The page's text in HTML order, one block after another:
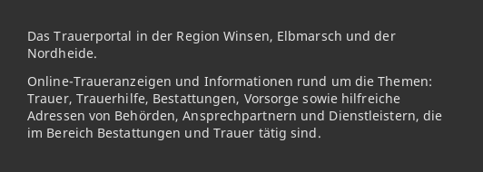
Das Trauerportal in der Region Winsen, Elbmarsch und der
Nordheide.
Online-Traueranzeigen und Informationen rund um die Themen:
Trauer, Trauerhilfe, Bestattungen, Vorsorge sowie hilfreiche
Adressen von Behörden, Ansprechpartnern und Dienstleistern, die
im Bereich Bestattungen und Trauer tätig sind.